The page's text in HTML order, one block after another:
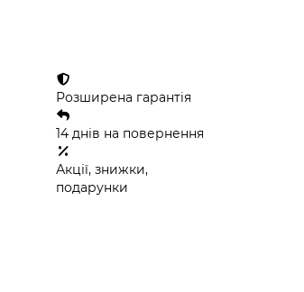
Розширена гарантія
14 днів на повернення
Акції, знижки,
подарунки